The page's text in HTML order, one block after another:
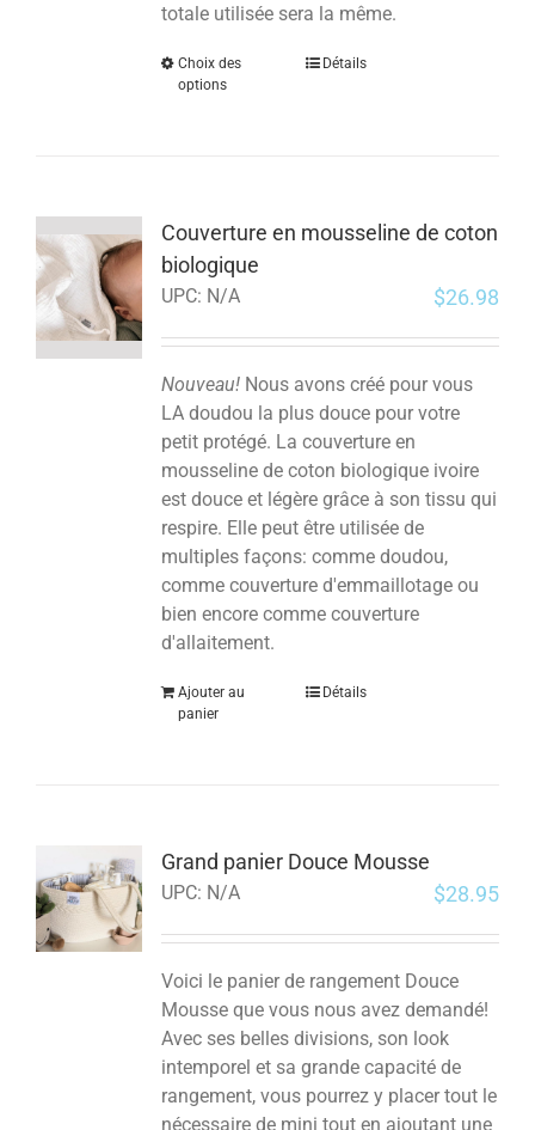
totale utilisée sera la même.
Choix des
options
Détails
Couverture en mousseline de coton
biologique
UPC: N/A $26.98
Nouveau!Nous avons créé pour vous
LA doudou la plus douce pour votre
petit protégé. La couverture en
mousseline de coton biologique ivoire
est douce et légère grâce à son tissu qui
respire. Elle peut être utilisée de
multiples façons: comme doudou,
comme couverture d'emmaillotage ou
bien encore comme couverture
d'allaitement.
Ajouter au
panier
Détails
Grand panier Douce Mousse
UPC: N/A $28.95
Voici le panier de rangement Douce
Mousse que vous nous avez demandé!
Avec ses belles divisions, son look
intemporel et sa grande capacité de
rangement, vous pourrez y placer tout le
nécessaire de mini tout en ajoutant une